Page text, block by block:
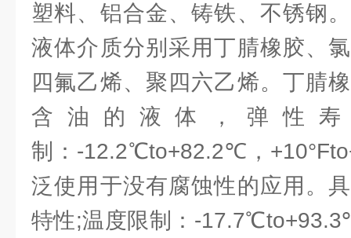
塑料、铝合金、铸铁、不锈钢
液体介质分别采用丁腈橡胶、
四氟乙烯、聚四六乙烯。丁腈
含油的液体，弹性
制：-12.2℃to+82.2℃，
泛使用于没有腐蚀性的应用。
特性;温度限制：-